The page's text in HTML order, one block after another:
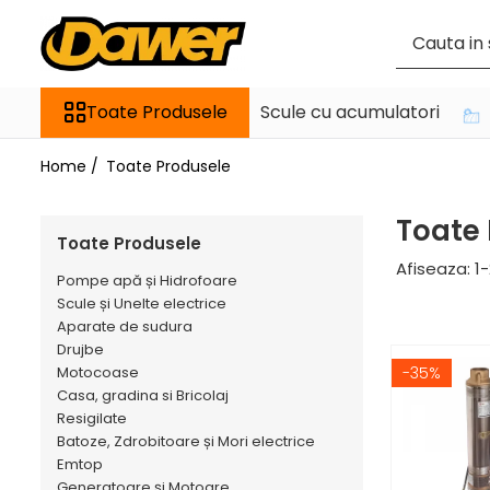
Toate Produsele
Pompe apă și Hidrofoare
Pompe submersibile
Pompe apa de suprafata
Pompe apa murdara
Pompe recirculare
Motopompe
Accesorii pompe
Scule și Unelte electrice
Masini de gaurit
Toate Produsele Scule cu acumulatori
Home / Toate Produsele
Toate
Toate Produsele
Pompe apă și Hidrofoare
Scule și Unelte electrice
Aparate de sudura
Drujbe
Motocoase
Casa, gradina si Bricolaj
Resigilate
Batoze, Zdrobitoare și Mori electrice
Emtop
Afiseaza: 1-
-35%